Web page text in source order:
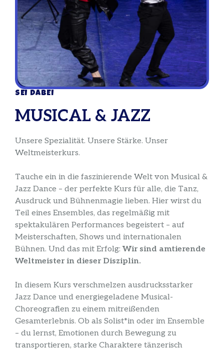
SEI DABEI
MUSICAL & JAZZ
Unsere Spezialität. Unsere Stärke. Unser
Weltmeisterkurs.
Tauche ein in die faszinierende Welt von Musical &
Jazz Dance – der perfekte Kurs für alle, die Tanz,
Ausdruck und Bühnenmagie lieben. Hier wirst du
Teil eines Ensembles, das regelmäßig mit
spektakulären Performances begeistert – auf
Meisterschaften, Shows und internationalen
Bühnen. Und das mit Erfolg: Wir sind amtierende
Weltmeister in dieser Disziplin.
In diesem Kurs verschmelzen ausdrucksstarker
Jazz Dance und energiegeladene Musical-
Choreografien zu einem mitreißenden
Gesamterlebnis. Ob als Solist*in oder im Ensemble
– du lernst, Emotionen durch Bewegung zu
transportieren, starke Charaktere tänzerisch